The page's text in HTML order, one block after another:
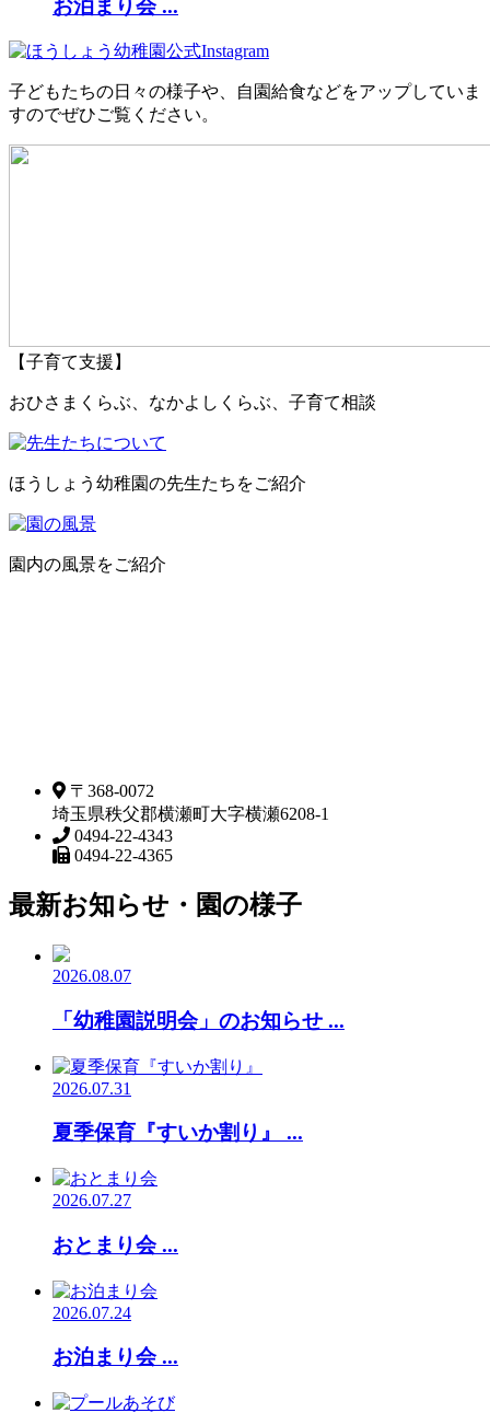
お泊まり会 ...
子どもたちの日々の様子や、自園給食などをアップしていま
すのでぜひご覧ください。
【子育て支援】
おひさまくらぶ、なかよしくらぶ、子育て相談
ほうしょう幼稚園の先生たちをご紹介
園内の風景をご紹介
〒368-0072
埼玉県秩父郡横瀬町大字横瀬6208-1
0494-22-4343
0494-22-4365
最新お知らせ・園の様子
2026.08.07
「幼稚園説明会」のお知らせ ...
2026.07.31
夏季保育『すいか割り』 ...
2026.07.27
おとまり会 ...
2026.07.24
お泊まり会 ...